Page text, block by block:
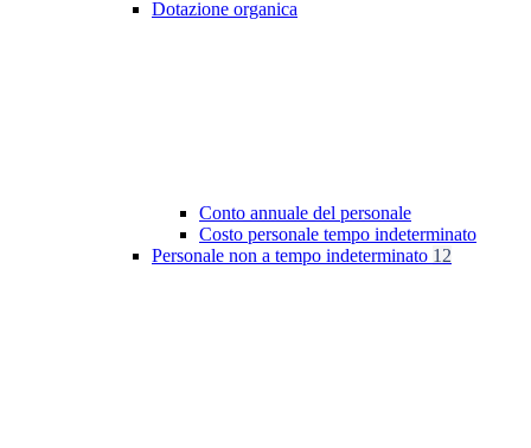
Dotazione organica
Conto annuale del personale
Costo personale tempo indeterminato
Personale non a tempo indeterminato 12